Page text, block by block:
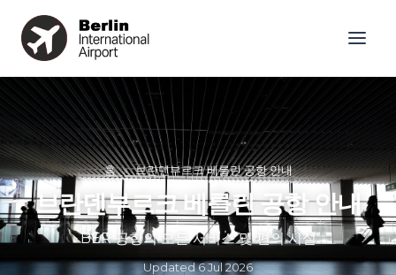
홈 » 브란덴부르크 베를린 공항 안내
브란덴부르크 베를린 공항 안내
BER 공항의 모든 서비스 및 편의 시설
Updated6 Jul 2026